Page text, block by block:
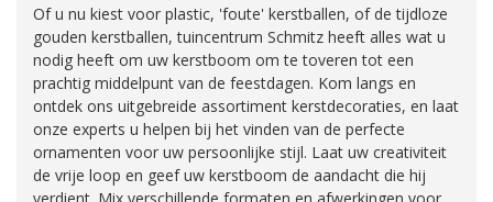
Of u nu kiest voor plastic, 'foute' kerstballen, of de tijdloze
gouden kerstballen, tuincentrum Schmitz heeft alles wat u
nodig heeft om uw kerstboom om te toveren tot een
prachtig middelpunt van de feestdagen. Kom langs en
ontdek ons uitgebreide assortiment kerstdecoraties, en laat
onze experts u helpen bij het vinden van de perfecte
ornamenten voor uw persoonlijke stijl. Laat uw creativiteit
de vrije loop en geef uw kerstboom de aandacht die hij
verdient. Mix verschillende formaten en afwerkingen voor